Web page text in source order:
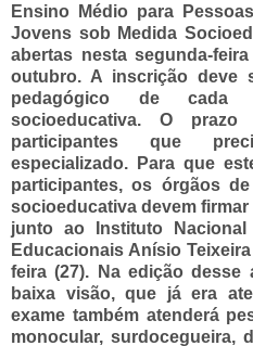
Ensino Médio para
Jovens sob Medida
abertas nesta segunda-
outubro. A inscrição deve
pedagógico de cada
socioeducativa. O
participantes que
especializado.
Para que
participantes, os órgãos
socioeducativa devem
junto ao Instituto
Educacionais Anísio
feira (27).
Na edição
baixa visão, que já era
exame também atenderá
monocular, surdocegueira,